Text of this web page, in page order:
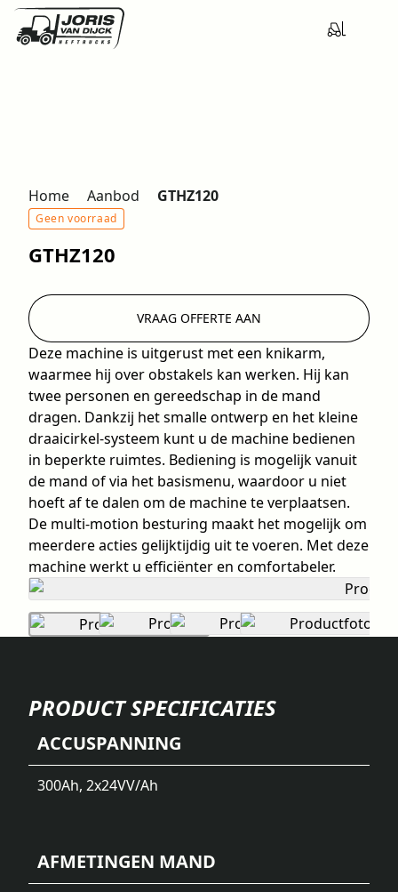
Home Aanbod GTHZ120
Geen voorraad
GTHZ120
Deze machine is uitgerust met een knikarm,
waarmee hij over obstakels kan werken. Hij kan
twee personen en gereedschap in de mand
dragen. Dankzij het smalle ontwerp en het kleine
draaicirkel-systeem kunt u de machine bedienen
in beperkte ruimtes. Bediening is mogelijk vanuit
de mand of via het basismenu, waardoor u niet
hoeft af te dalen om de machine te verplaatsen.
De multi-motion besturing maakt het mogelijk om
meerdere acties gelijktijdig uit te voeren. Met deze
machine werkt u efficiënter en comfortabeler.
VRAAG OFFERTE AAN
PRODUCT SPECIFICATIES
ACCUSPANNING
300Ah, 2x24VV/Ah
AFMETINGEN MAND